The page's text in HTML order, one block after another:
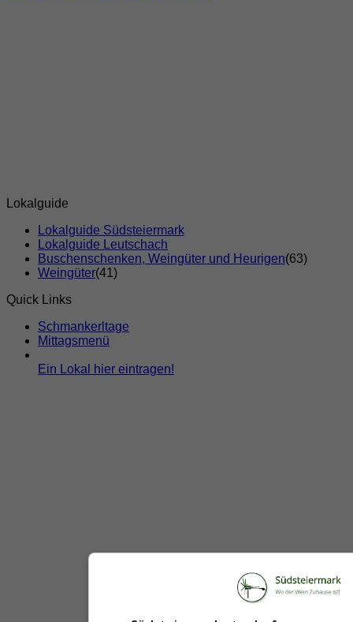
Lokalguide
Lokalguide Südsteiermark
Lokalguide Leutschach
Buschenschenken, Weingüter und Heurigen(63)
Weingüter(41)
Quick Links
Schmankerltage
Mittagsmenü
Ein Lokal hier eintragen!